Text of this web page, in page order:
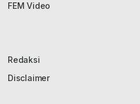
FEM Video
Redaksi
Disclaimer